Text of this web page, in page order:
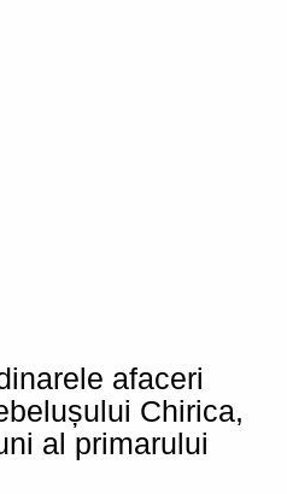
afaceri
Chirica,
al primarului